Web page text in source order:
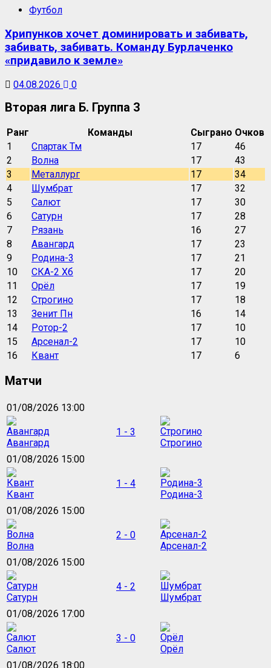
Футбол
Хрипунков хочет доминировать и забивать,
забивать, забивать. Команду Бурлаченко
«придавило к земле»
04.08.2026 0
Вторая лига Б. Группа 3
Ранг Команды Сыграно Очков
1
Спартак Тм 17
46
2
Волна 17
43
3
Металлург 17
34
4
Шумбрат 17
32
5
Салют 17
30
6
Сатурн 17
28
7
Рязань 16
27
8
Авангард 17
23
9
Родина-3 17
21
10
СКА-2 Хб 17
20
11
Орёл 17
19
12
Строгино 17
18
13
Зенит Пн 16
14
14
Ротор-2 17
10
15
Арсенал-2 17
10
16
Квант 17 6
Матчи
01/08/2026 13:00
Авангард
1 - 3
Строгино
01/08/2026 15:00
Квант
1 - 4
Родина-3
01/08/2026 15:00
Волна
2 - 0
Арсенал-2
01/08/2026 15:00
Сатурн
4 - 2
Шумбрат
01/08/2026 17:00
Салют
3 - 0
Орёл
01/08/2026 18:00